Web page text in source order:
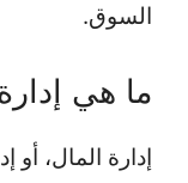
السوق.
ما هي
إدارة المال،